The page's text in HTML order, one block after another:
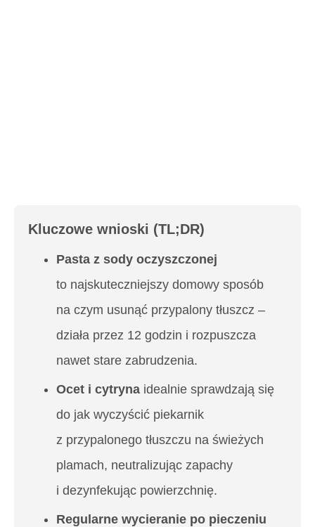
Kluczowe wnioski (TL;DR)
Pasta z sody oczyszczonej
to najskuteczniejszy domowy sposób
na czym usunąć przypalony tłuszcz –
działa przez 12 godzin i rozpuszcza
nawet stare zabrudzenia.
Ocet i cytryna idealnie sprawdzają się
do jak wyczyścić piekarnik
z przypalonego tłuszczu na świeżych
plamach, neutralizując zapachy
i dezynfekując powierzchnię.
Regularne wycieranie po pieczeniu